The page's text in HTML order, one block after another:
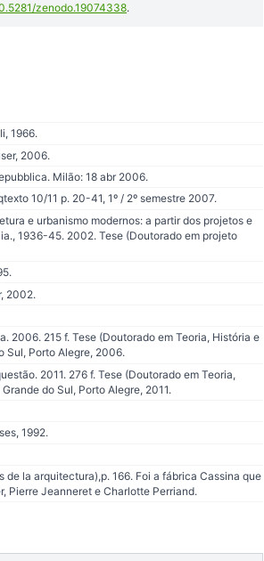
zenodo.19074338.
1966.
2006.
Milão: 18 abr 2006.
10/11 p. 20-41, 1º / 2º semestre 2007.
e urbanismo modernos: a partir dos projetos e
1936-45. 2002. Tese (Doutorado em projeto
2002.
2006. 215 f. Tese (Doutorado em Teoria, História e
Sul, Porto Alegre, 2006.
2011. 276 f. Tese (Doutorado em Teoria,
do Sul, Porto Alegre, 2011.
1992.
de la arquitectura),p. 166. Foi a fábrica Cassina que
Pierre Jeanneret e Charlotte Perriand.